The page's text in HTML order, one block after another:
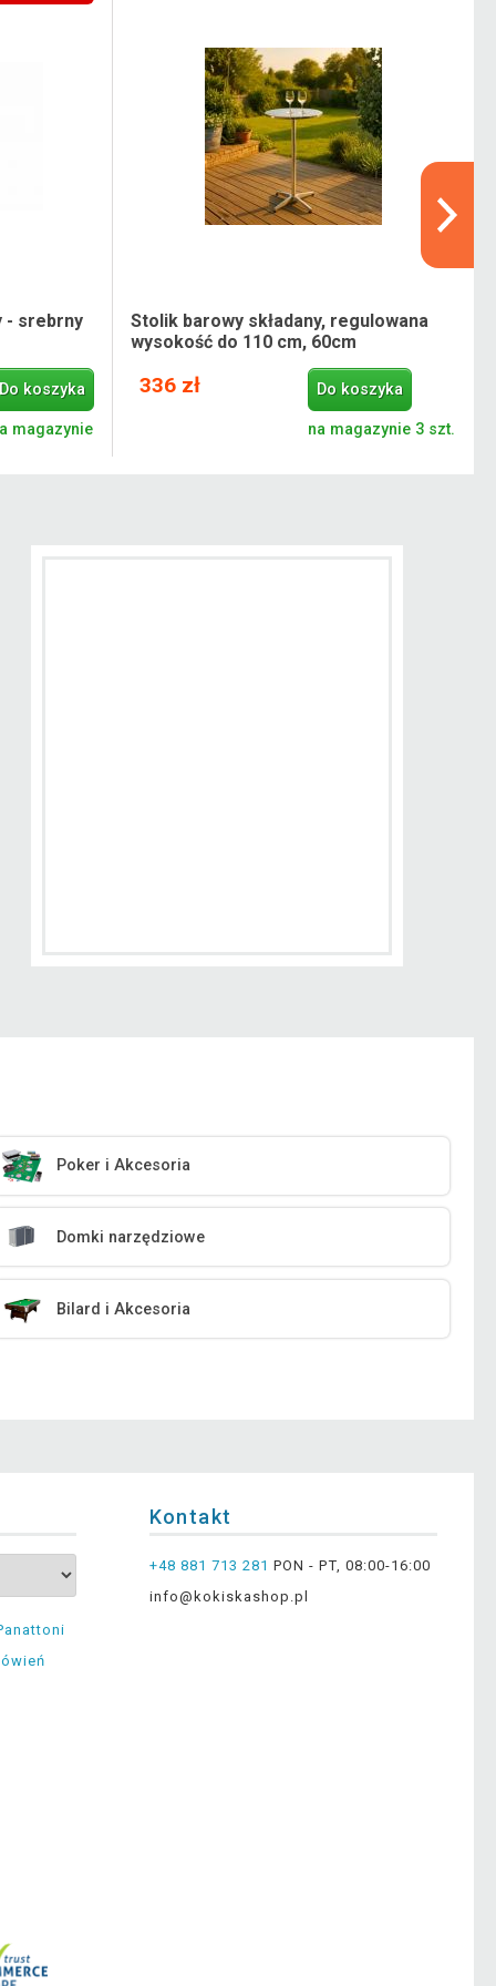
- srebrny
Do koszyka
magazynie
Stolik barowy składany, regulowana
wysokość do 110 cm, 60cm
336 zł Do koszyka
na magazynie 3 szt.
Poker i Akcesoria
Domki narzędziowe
Bilard i Akcesoria
Kontakt
+48 881 713 281 PON - PT, 08:00-16:00
info@kokiskashop.pl